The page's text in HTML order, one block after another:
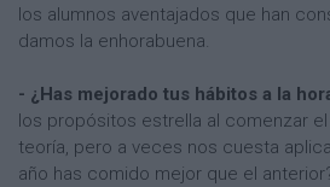
los alumnos aventajados que han
damos la enhorabuena.
- ¿Has mejorado tus hábitos a la
los propósitos estrella al comenzar
teoría, pero a veces nos cuesta
año has comido mejor que el